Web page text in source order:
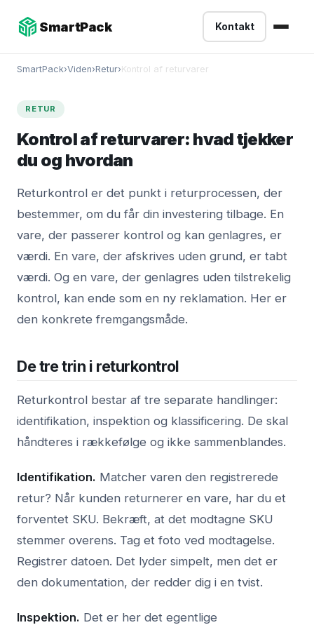
SmartPack Kontakt
SmartPack›Viden›Retur›Kontrol af returvarer
RETUR
Kontrol af returvarer: hvad tjekker
du og hvordan
Returkontrol er det punkt i returprocessen, der
bestemmer, om du får din investering tilbage. En
vare, der passerer kontrol og kan genlagres, er
værdi. En vare, der afskrives uden grund, er tabt
værdi. Og en vare, der genlagres uden tilstrekelig
kontrol, kan ende som en ny reklamation. Her er
den konkrete fremgangsmåde.
De tre trin i returkontrol
Returkontrol bestar af tre separate handlinger:
identifikation, inspektion og klassificering. De skal
håndteres i rækkefølge og ikke sammenblandes.
Identifikation. Matcher varen den registrerede
retur? Når kunden returnerer en vare, har du et
forventet SKU. Bekræft, at det modtagne SKU
stemmer overens. Tag et foto ved modtagelse.
Registrer datoen. Det lyder simpelt, men det er
den dokumentation, der redder dig i en tvist.
Inspektion. Det er her det egentlige